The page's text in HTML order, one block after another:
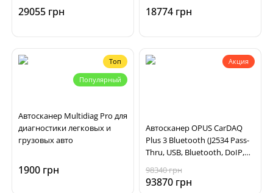
диагностики автомобилей
Chrysler
29055 грн 18774 грн
Топ
Популярный
Автосканер Multidiag Pro для
диагностики легковых и
грузовых авто
1900 грн
Акция
Автосканер OPUS CarDAQ
Plus 3 Bluetooth (J2534 Pass-
Thru, USB, Bluetooth, DoIP,
98340 грн
93870 грн